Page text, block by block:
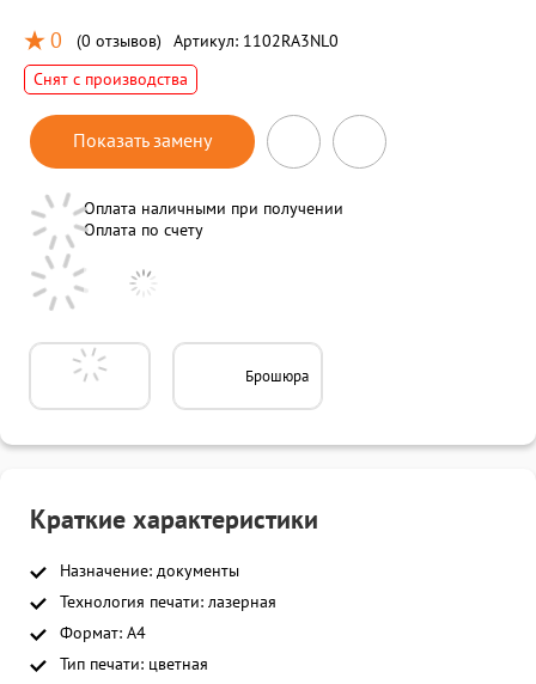
0 (0 отзывов) Артикул: 1102RA3NL0
Снят с производства
Показать замену
Оплата наличными при получении
Оплата по счету
Брошюра
Краткие характеристики
Назначение: документы
Технология печати: лазерная
Формат: A4
Тип печати: цветная